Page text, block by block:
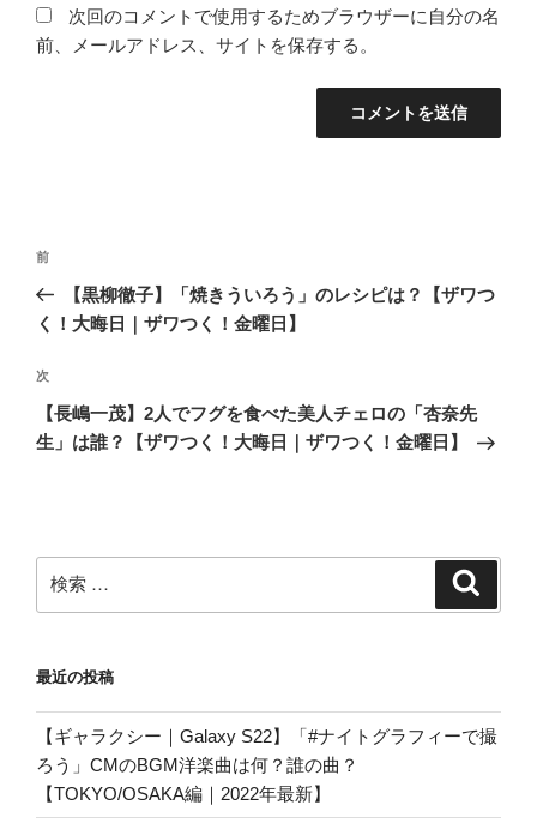
次回のコメントで使用するためブラウザーに自分の名
前、メールアドレス、サイトを保存する。
投
ナ
ゲ
ー
シ
過
去
の
稿
前
【黒柳徹子】「焼きういろう」のレシピは？【ザワつ
く！大晦日｜ザワつく！金曜日】
次
の
投
次
【長嶋一茂】2人でフグを食べた美人チェロの「杏奈先
生」は誰？【ザワつく！大晦日｜ザワつく！金曜日】
索:
最近の投稿
【ギャラクシー｜Galaxy S22】「#ナイトグラフィーで撮
ろう」CMのBGM洋楽曲は何？誰の曲？
【TOKYO/OSAKA編｜2022年最新】